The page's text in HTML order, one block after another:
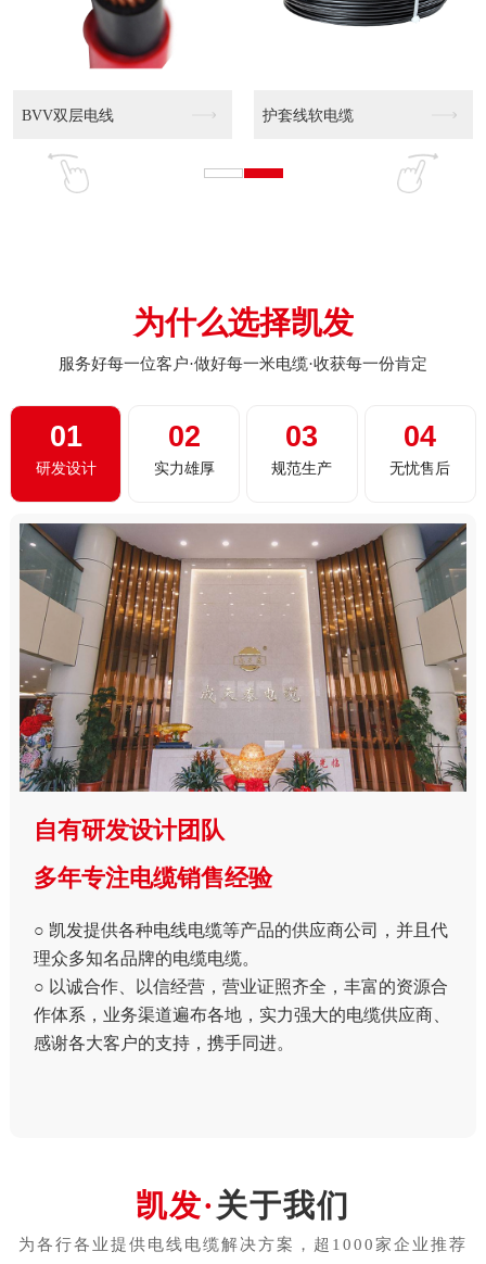
WDZ-YJY 0.... WDZ-YJY 0....
为什么选择凯发
服务好每一位客户·做好每一米电缆·收获每一份肯定
01
研发设计
02
实力雄厚
03
规范生产
04
无忧售后
自有研发设计团队
多年专注电缆销售经验
○ 凯发提供各种电线电缆等产品的供应商公司，并且代
理众多知名品牌的电缆电缆。
○ 以诚合作、以信经营，营业证照齐全，丰富的资源合
作体系，业务渠道遍布各地，实力强大的电缆供应商、
感谢各大客户的支持，携手同进。
关于我们